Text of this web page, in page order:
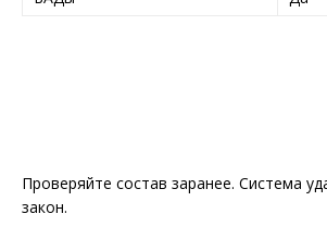
Проверяйте состав заранее. Система
закон.